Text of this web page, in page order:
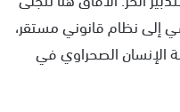
إلى نظام قانوني مستقر،
الإنسان الصحراوي في